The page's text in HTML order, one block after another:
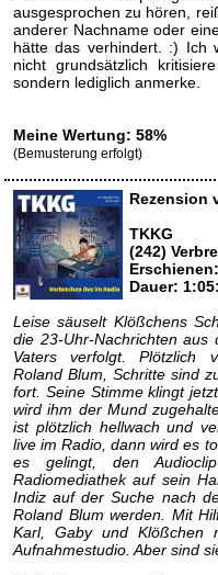
ausgesprochen zu hören,
anderer Nachname oder
hätte das verhindert. :) Ich
nicht grundsätzlich
sondern lediglich anmerke.
Meine Wertung: 58%
(Bemusterung erfolgt)
Rezension
TKKG
(242)
Dauer:
Leise säuselt Klößchens
die 23-Uhr-Nachrichten aus
Vaters verfolgt. Plötzlich
Roland Blum, Schritte sind
fort. Seine Stimme klingt
wird ihm der Mund
ist plötzlich hellwach und
live im Radio, dann wird es
es gelingt, den
Radiomediathek auf sein
Indiz auf der Suche nach
Roland Blum werden. Mit
Karl, Gaby und Klößchen
Aufnahmestudio. Aber sind